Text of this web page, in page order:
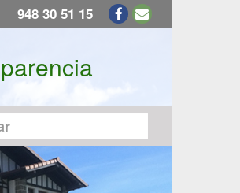
948 30 51 15